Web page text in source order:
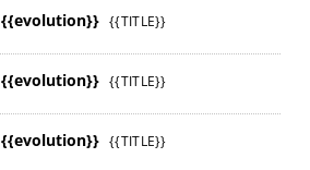
{{evolution}} {{TITLE}}
{{evolution}} {{TITLE}}
{{evolution}} {{TITLE}}